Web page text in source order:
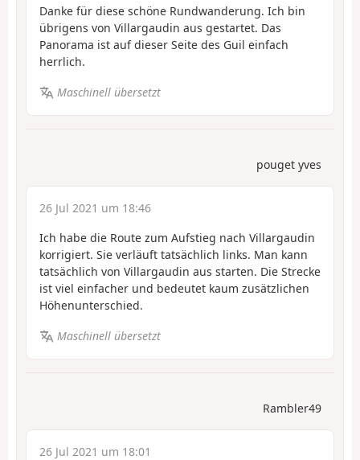
Danke für diese schöne Rundwanderung. Ich bin
übrigens von Villargaudin aus gestartet. Das
Panorama ist auf dieser Seite des Guil einfach
herrlich.
Maschinell übersetzt
pouget yves
26 Jul 2021 um 18:46
Ich habe die Route zum Aufstieg nach Villargaudin
korrigiert. Sie verläuft tatsächlich links. Man kann
tatsächlich von Villargaudin aus starten. Die Strecke
ist viel einfacher und bedeutet kaum zusätzlichen
Höhenunterschied.
Maschinell übersetzt
Rambler49
26 Jul 2021 um 18:01